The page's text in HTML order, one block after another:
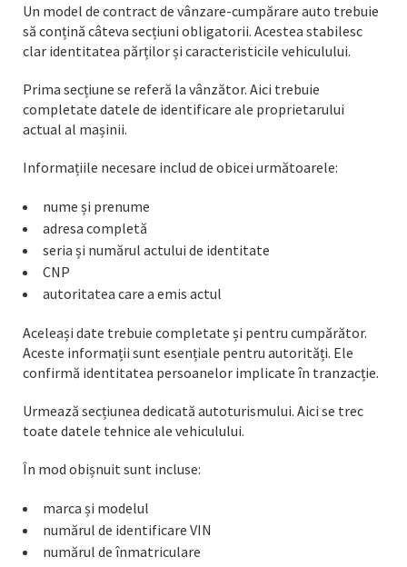
Un model de contract de vânzare-cumpărare auto trebuie
să conțină câteva secțiuni obligatorii. Acestea stabilesc
clar identitatea părților și caracteristicile vehiculului.
Prima secțiune se referă la vânzător. Aici trebuie
completate datele de identificare ale proprietarului
actual al mașinii.
Informațiile necesare includ de obicei următoarele:
nume și prenume
adresa completă
seria și numărul actului de identitate
CNP
autoritatea care a emis actul
Aceleași date trebuie completate și pentru cumpărător.
Aceste informații sunt esențiale pentru autorități. Ele
confirmă identitatea persoanelor implicate în tranzacție.
Urmează secțiunea dedicată autoturismului. Aici se trec
toate datele tehnice ale vehiculului.
În mod obișnuit sunt incluse:
marca și modelul
numărul de identificare VIN
numărul de înmatriculare